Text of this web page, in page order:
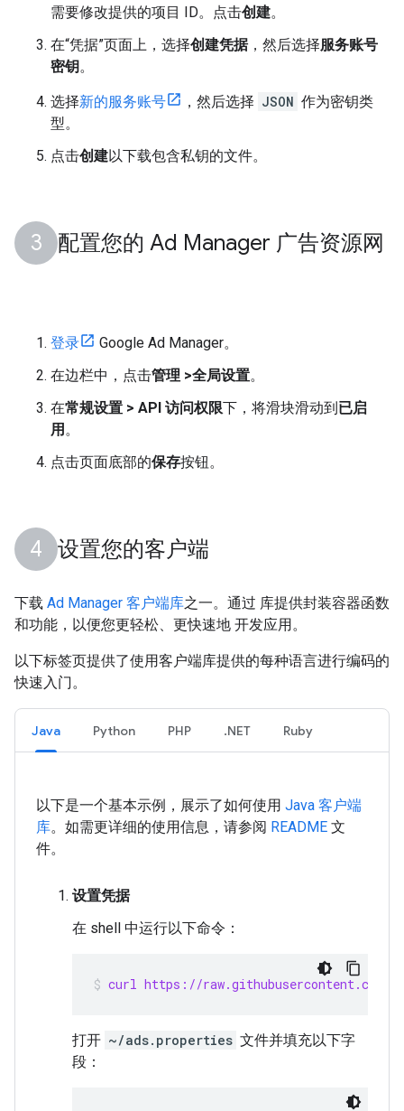
需要修改提供的项目 ID。点击创建。
在“凭据”页面上，选择创建凭据，然后选择服务账号
密钥。
选择新的服务账号 ，然后选择 JSON 作为密钥类
型。
点击创建以下载包含私钥的文件。
配置您的 Ad Manager 广告资源网
登录
Google Ad Manager。
在边栏中，点击管理 >全局设置。
在常规设置 > API 访问权限下，将滑块滑动到已启
用 。
点击页面底部的保存按钮。
设置您的客户端
下载 Ad Manager 客户端库之一。通过 库提供封装容器函数
和功能，以便您更轻松、更快速地 开发应用。
以下标签页提供了使用客户端库提供的每种语言进行编码的
快速入门。
Java Python PHP .NET Ruby
以下是一个基本示例，展示了如何使用 Java 客户端
库。如需更详细的使用信息，请参阅 README 文
件。
设置凭据
在 shell 中运行以下命令：
curl https://raw.githubusercontent.com/
打开 ~/ads.properties 文件并填充以下字
段：